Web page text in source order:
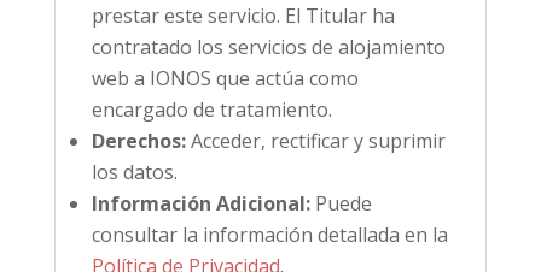
prestar este servicio. El Titular ha
contratado los servicios de alojamiento
web a IONOS que actúa como
encargado de tratamiento.
Derechos:Acceder, rectificar y suprimir
los datos.
Información Adicional:Puede
consultar la información detallada en la
Política de Privacidad.